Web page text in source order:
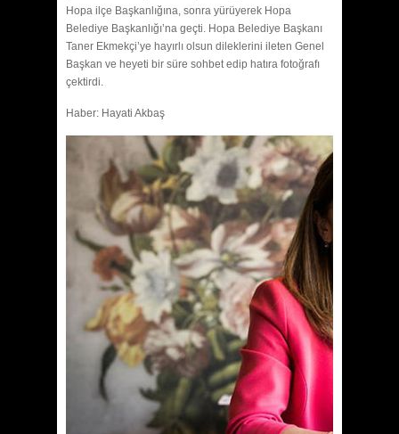
Hopa ilçe Başkanlığına, sonra yürüyerek Hopa
Belediye Başkanlığı’na geçti. Hopa Belediye Başkanı
Taner Ekmekçi’ye hayırlı olsun dileklerini ileten Genel
Başkan ve heyeti bir süre sohbet edip hatıra fotoğrafı
çektirdi.
Haber: Hayati Akbaş